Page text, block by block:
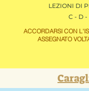
LEZIONI DI
C - D -
ACCORDARSI CON
ASSEGNATO